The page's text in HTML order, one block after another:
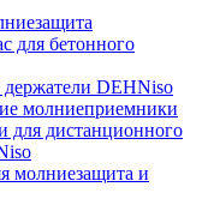
для бетонного
DEHNiso
молниеприемники
для дистанционного
молниезащита и